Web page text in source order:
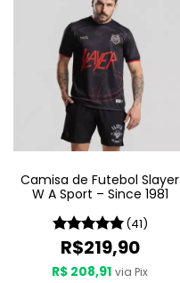
Camisa de Futebol Slayer
W A Sport – Since 1981
(41)
R$219,90
R$ 208,91 via Pix